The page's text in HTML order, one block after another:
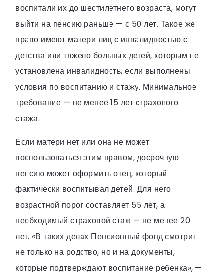
воспитали их до шестилетнего возраста, могут
выйти на пенсию раньше — с 50 лет. Такое же
право имеют матери лиц с инвалидностью с
детства или тяжело больных детей, которым не
установлена инвалидность, если выполнены
условия по воспитанию и стажу. Минимальное
требование — не менее 15 лет страхового
стажа.
Если матери нет или она не может
воспользоваться этим правом, досрочную
пенсию может оформить отец, который
фактически воспитывал детей. Для него
возрастной порог составляет 55 лет, а
необходимый страховой стаж — не менее 20
лет. «В таких делах Пенсионный фонд смотрит
не только на родство, но и на документы,
которые подтверждают воспитание ребенка», —